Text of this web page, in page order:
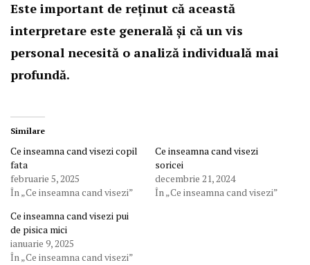
Este important de reținut că această
interpretare este generală și că un vis
personal necesită o analiză individuală mai
profundă.
Similare
Ce inseamna cand visezi copil
fata
februarie 5, 2025
În „Ce inseamna cand visezi”
Ce inseamna cand visezi
soricei
decembrie 21, 2024
În „Ce inseamna cand visezi”
Ce inseamna cand visezi pui
de pisica mici
ianuarie 9, 2025
În „Ce inseamna cand visezi”